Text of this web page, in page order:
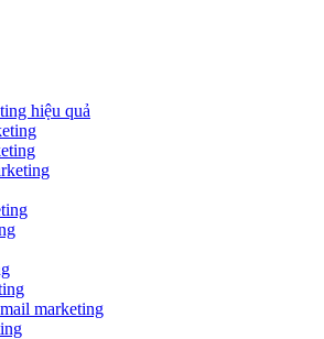
hiệu quả
marketing